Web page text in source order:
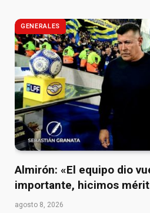
GENERALES
Almirón: «El equipo dio
importante, hicimos
agosto 8, 2026